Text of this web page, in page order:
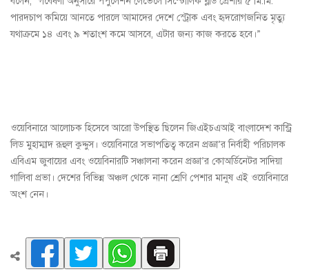
পারদচাপ কমিয়ে আনতে পারলে আমাদের দেশে স্ট্রোক এবং হৃদরোগজনিত মৃত্যু
যথাক্রমে ১৪ এবং ৯ শতাংশ কমে আসবে, এটার জন্য কাজ করতে হবে।”
ওয়েবিনারে আলোচক হিসেবে আরো উপস্থিত ছিলেন জিএইচএআই বাংলাদেশ কান্ট্রি
লিড মুহাম্মাদ রূহুল কুদ্দুস। ওয়েবিনারে সভাপতিত্ব করেন প্রজ্ঞা’র নির্বাহী পরিচালক
এবিএম জুবায়ের এবং ওয়েবিনারটি সঞ্চালনা করেন প্রজ্ঞা’র কোঅর্ডিনেটর সাদিয়া
গালিবা প্রভা। দেশের বিভিন্ন অঞ্চল থেকে নানা শ্রেণি পেশার মানুষ এই ওয়েবিনারে
অংশ নেন।